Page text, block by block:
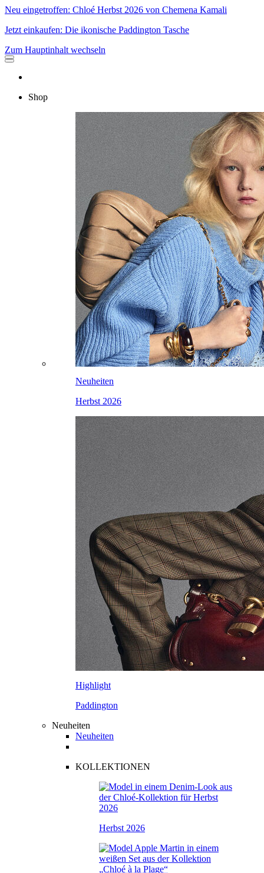
Neu eingetroffen: Chloé Herbst 2026 von Chemena Kamali
Jetzt einkaufen: Die ikonische Paddington Tasche
Zum Hauptinhalt wechseln
Shop
Neuheiten
Herbst 2026
Highlight
Paddington
Neuheiten
Neuheiten
KOLLEKTIONEN
Herbst 2026